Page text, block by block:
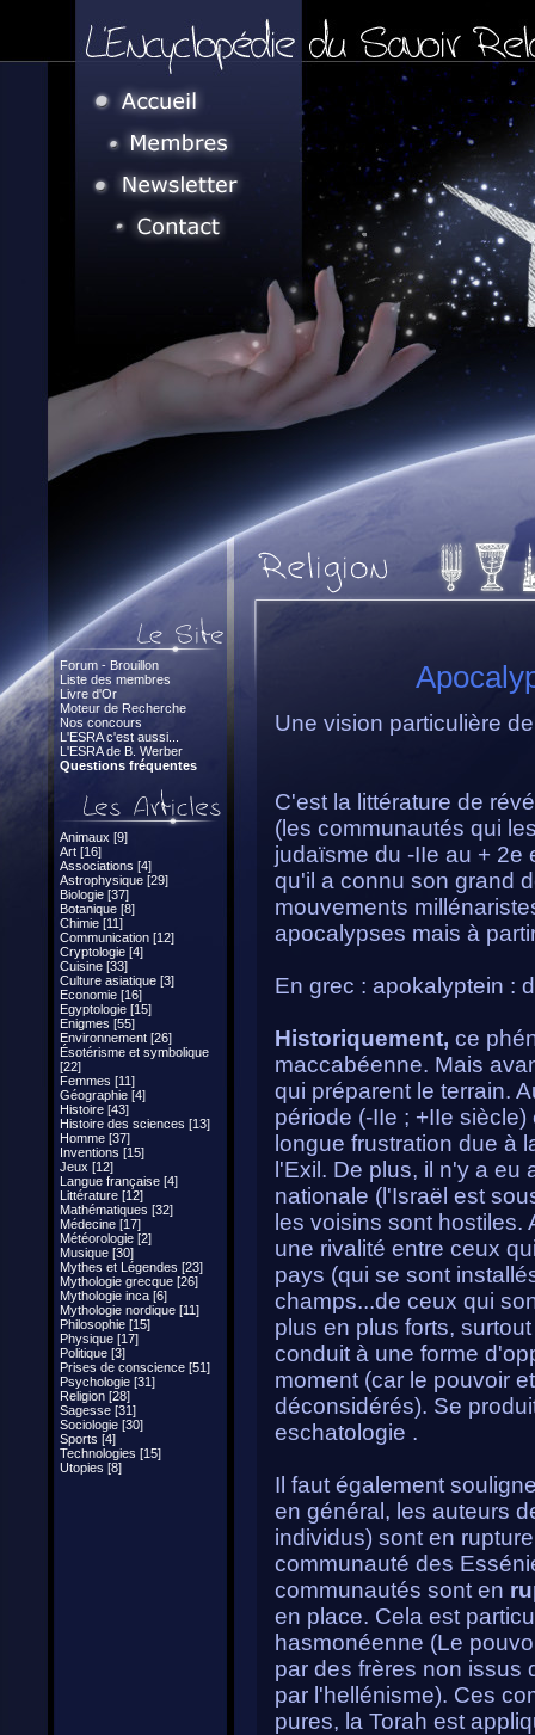
Forum - Brouillon
Liste des membres
Livre d'Or
Moteur de Recherche
Nos concours
L'ESRA c'est aussi...
L'ESRA de B. Werber
Questions fréquentes
Animaux [9]
Art [16]
Associations [4]
Astrophysique [29]
Biologie [37]
Botanique [8]
Chimie [11]
Communication [12]
Cryptologie [4]
Cuisine [33]
Culture asiatique [3]
Economie [16]
Egyptologie [15]
Enigmes [55]
Environnement [26]
Ésotérisme et symbolique
[22]
Femmes [11]
Géographie [4]
Histoire [43]
Histoire des sciences [13]
Homme [37]
Inventions [15]
Jeux [12]
Langue française [4]
Littérature [12]
Mathématiques [32]
Médecine [17]
Météorologie [2]
Musique [30]
Mythes et Légendes [23]
Mythologie grecque [26]
Mythologie inca [6]
Mythologie nordique [11]
Philosophie [15]
Physique [17]
Politique [3]
Prises de conscience [51]
Psychologie [31]
Religion [28]
Sagesse [31]
Sociologie [30]
Sports [4]
Technologies [15]
Utopies [8]
Une vision particulière
C'est la littérature de
(les communautés qui
judaïsme du -IIe au + 2e
qu'il a connu son grand
mouvements
apocalypses mais à
En grec : apokalyptein :
Historiquement, ce
maccabéenne. Mais
qui préparent le terrain.
période (-IIe ; +IIe
longue frustration due à
l'Exil. De plus, il n'y a
nationale (l'Israël est
les voisins sont
une rivalité entre ceux
pays (qui se sont
champs...de ceux qui
plus en plus forts,
conduit à une forme
moment (car le pouvoir
déconsidérés). Se
eschatologie .
Il faut également
en général, les auteurs
individus) sont en
communauté des
communautés sont en
en place. Cela est
hasmonéenne (Le
par des frères non issus
par l'hellénisme). Ces
pures, la Torah est